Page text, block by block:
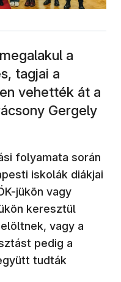
a
tagjai a
vehették át a
Gergely
folyamata során
iskolák diákjai
jükön vagy
keresztül
vagy a
pedig a
tudták